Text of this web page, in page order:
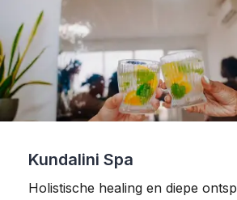
Kundalini Spa
Holistische healing en diepe